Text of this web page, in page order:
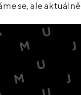
se, ale